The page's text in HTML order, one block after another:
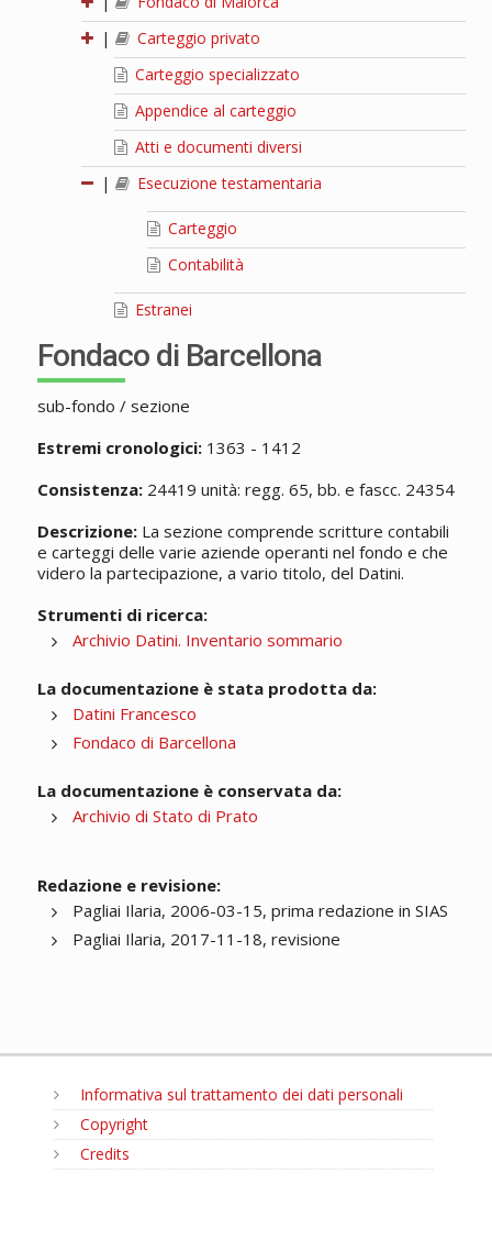
|
Carteggio privato
Carteggio specializzato
Appendice al carteggio
Atti e documenti diversi
|
Esecuzione testamentaria
Carteggio
Contabilità
Estranei
Fondaco di Barcellona
sub-fondo / sezione
Estremi cronologici:1363 - 1412
Consistenza:24419 unità: regg. 65, bb. e fascc. 24354
Descrizione:La sezione comprende scritture contabili
e carteggi delle varie aziende operanti nel fondo e che
videro la partecipazione, a vario titolo, del Datini.
Strumenti di ricerca:
Archivio Datini. Inventario sommario
La documentazione è stata prodotta da:
Datini Francesco
Fondaco di Barcellona
La documentazione è conservata da:
Archivio di Stato di Prato
Redazione e revisione:
Pagliai Ilaria, 2006-03-15, prima redazione in SIAS
Pagliai Ilaria, 2017-11-18, revisione
Informativa sul trattamento dei dati personali
Copyright
Credits